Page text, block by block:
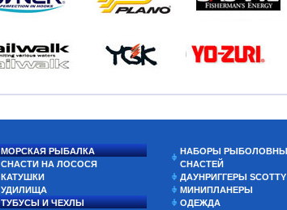
МОРСКАЯ РЫБАЛКА
СНАСТИ НА ЛОСОСЯ
КАТУШКИ
УДИЛИЩА
ТУБУСЫ И ЧЕХЛЫ
НАБОРЫ
СНАСТЕЙ
ДАУНРИГГЕРЫ SCOTTY
МИНИПЛАНЕРЫ
ОДЕЖДА